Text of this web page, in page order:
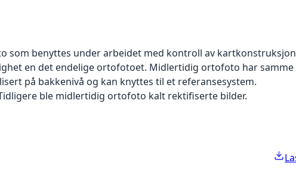
benyttes under arbeidet med kontroll av
en det endelige ortofotoet. Midlertidig ortofoto har samme
på bakkenivå og kan knyttes til et referansesystem.
ble midlertidig ortofoto kalt rektifiserte bilder.